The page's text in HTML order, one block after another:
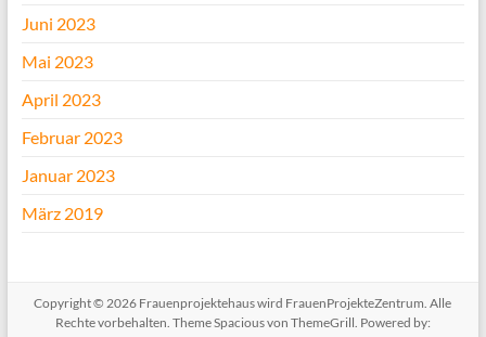
Juni 2023
Mai 2023
April 2023
Februar 2023
Januar 2023
März 2019
Copyright © 2026 Frauenprojektehaus wird FrauenProjekteZentrum . Alle
Rechte vorbehalten. ThemeSpaciousvon ThemeGrill. Powered by: